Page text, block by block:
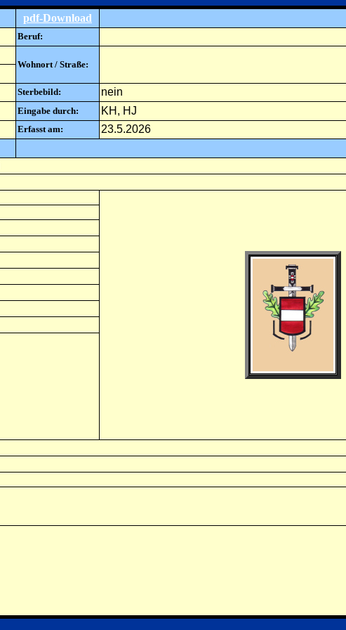
pdf-Download
Beruf:
Wohnort / Straße:
Sterbebild: nein
Eingabe durch: KH, HJ
Erfasst am: 23.5.2026